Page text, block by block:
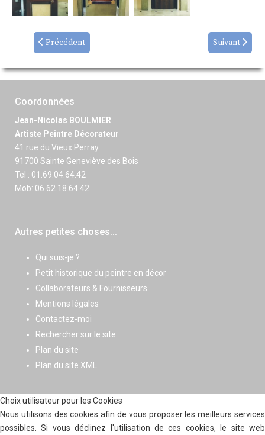
Précédent Suivant
Coordonnées
Jean-Nicolas BOULMIER
Artiste Peintre Décorateur
41 rue du Vieux Perray
91700 Sainte Geneviève des Bois
Tel : 01.69.04.64.42
Mob: 06.62.18.64.42
Autres petites choses...
Qui suis-je ?
Petit historique du peintre en décor
Collaborateurs & Fournisseurs
Mentions légales
Contactez-moi
Rechercher sur le site
Plan du site
Plan du site XML
Choix utilisateur pour les Cookies
Nous utilisons des cookies afin de vous proposer les meilleurs services
possibles. Si vous déclinez l'utilisation de ces cookies, le site web